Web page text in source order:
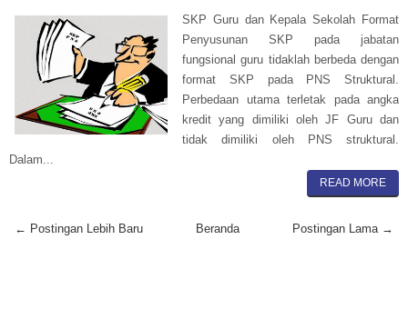
SKP Guru dan Kepala Sekolah Format
Penyusunan SKP pada jabatan
fungsional guru tidaklah berbeda dengan
format SKP pada PNS Struktural.
Perbedaan utama terletak pada angka
kredit yang dimiliki oleh JF Guru dan
tidak dimiliki oleh PNS struktural.
Dalam...
READ MORE
← Postingan Lebih Baru Postingan Lama →
Beranda